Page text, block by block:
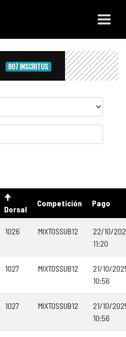
807 INSCRITOS
Dorsal
Competición Pago
1026 MIXTOSSUB12
22/10/
11:20
1027 MIXTOSSUB12
21/10/
10:56
1027 MIXTOSSUB12
21/10/
10:56